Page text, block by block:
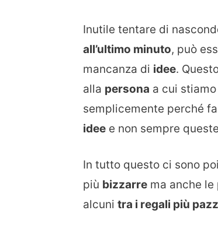
Inutile tentare di
all’ultimo minuto, può
mancanza di idee.
alla persona a cui stiamo
semplicemente perché
idee e non sempre queste
In tutto questo ci sono
più bizzarre ma anche le
alcuni tra i regali più